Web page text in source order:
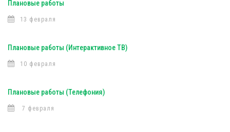
Плановые работы
13 февраля
Плановые работы (Интерактивное ТВ)
10 февраля
Плановые работы (Телефония)
7 февраля